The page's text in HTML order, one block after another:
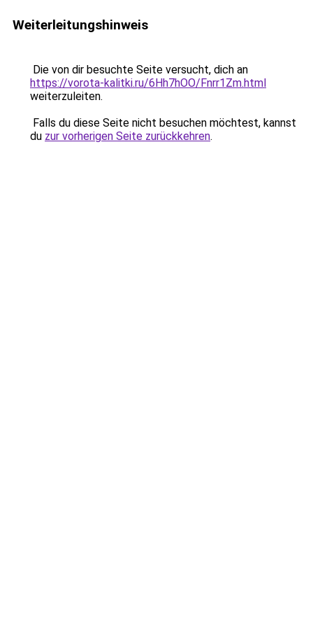
Weiterleitungshinweis
Die von dir besuchte Seite versucht, dich an
https://vorota-kalitki.ru/6Hh7hOO/Fnrr1Zm.html
weiterzuleiten.
Falls du diese Seite nicht besuchen möchtest, kannst
du zur vorherigen Seite zurückkehren.